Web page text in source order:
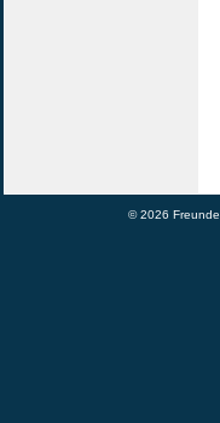
© 2026 Freunde